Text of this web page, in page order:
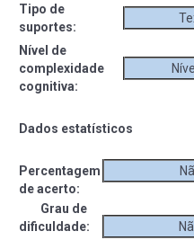
Tipo de
suportes:
Nível de
complexidade
cognitiva:
Dados estatísticos
Percentagem
de acerto:
Grau de
dificuldade: